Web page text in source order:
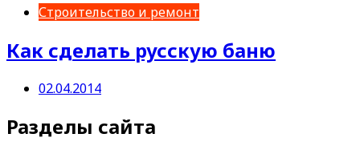
Строительство и ремонт
Как сделать русскую баню
02.04.2014
Разделы сайта